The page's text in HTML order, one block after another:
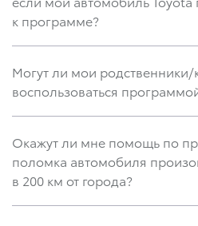
к программе?
Могут ли мои родственники/
воспользоваться
Окажут ли мне помощь по
поломка автомобиля
в 200 км от города?